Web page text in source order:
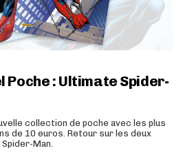
: Ultimate Spider-
collection de poche avec les plus
de 10 euros. Retour sur les deux
Man.